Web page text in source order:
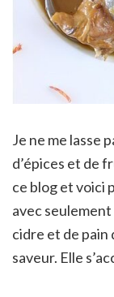
Je ne me lasse
d’épices et de
ce blog et voici
avec seulement
cidre et de pain
saveur. Elle